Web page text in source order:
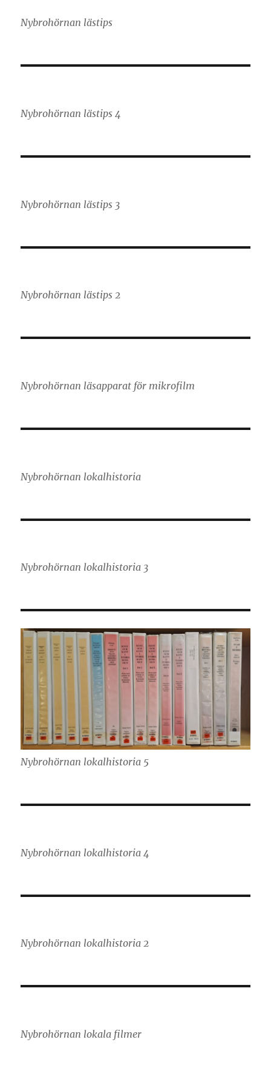
Nybrohörnan lästips
Nybrohörnan lästips 4
Nybrohörnan lästips 3
Nybrohörnan lästips 2
Nybrohörnan läsapparat för mikrofilm
Nybrohörnan lokalhistoria
Nybrohörnan lokalhistoria 3
Nybrohörnan lokalhistoria 5
Nybrohörnan lokalhistoria 4
Nybrohörnan lokalhistoria 2
Nybrohörnan lokala filmer